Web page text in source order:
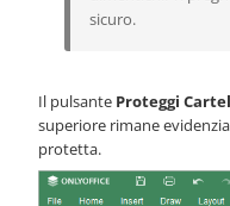
sicuro.
Il pulsante Proteggi
superiore rimane
protetta.